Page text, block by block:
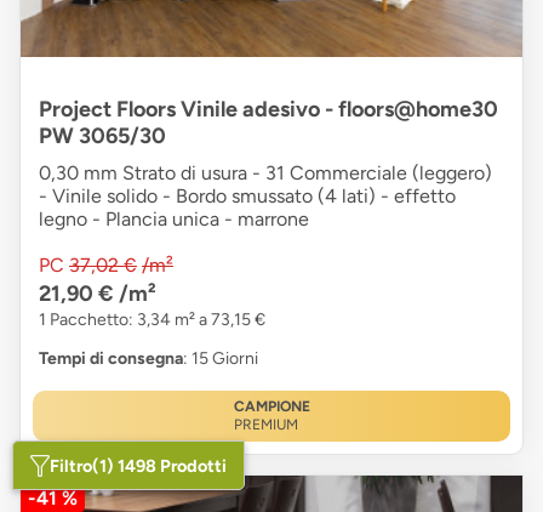
Project Floors Vinile adesivo - floors@home30
PW 3065/30
0,30 mm Strato di usura - 31 Commerciale (leggero)
- Vinile solido - Bordo smussato (4 lati) - effetto
legno - Plancia unica - marrone
PC 37,02 € /m²
21,90 € /m²
1 Pacchetto: 3,34 m² a 73,15 €
Tempi di consegna: 15 Giorni
CAMPIONE
PREMIUM
-41 %
Filtro(1) 1498 Prodotti